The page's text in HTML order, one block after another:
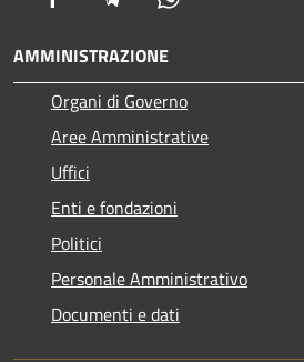
AMMINISTRAZIONE
Organi di Governo
Aree Amministrative
Uffici
Enti e fondazioni
Politici
Personale Amministrativo
Documenti e dati